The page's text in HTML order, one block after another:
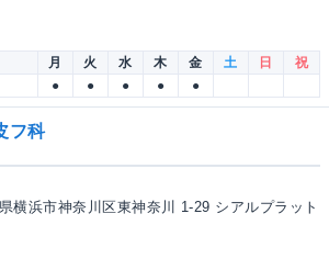
月 火 水 木 金 土 日
祝
● ● ● ● ●
フ科
横浜市神奈川区東神奈川 1-29 シアルプラット